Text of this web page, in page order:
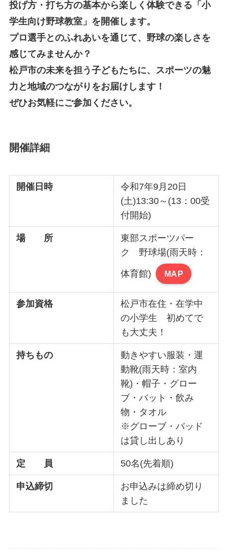
投げ方・打ち方の基本から楽しく体験できる「小
学生向け野球教室」を開催します。
プロ選手とのふれあいを通じて、野球の楽しさを
感じてみませんか？
松戸市の未来を担う子どもたちに、スポーツの魅
力と地域のつながりをお届けします！
ぜひお気軽にご参加ください。
開催詳細
開催日時
令和7年9月20日
(土)13:30～(13：00受
付開始)
場 所
東部スポーツパー
ク 野球場(雨天時：
体育館) MAP
参加資格
松戸市在住・在学中
の小学生 初めてで
も大丈夫！
持ちもの
動きやすい服装・運
動靴(雨天時：室内
靴)・帽子・グロー
ブ・バット・飲み
物・タオル
※グローブ・バッド
は貸し出しあり
定 員 50名(先着順)
申込締切
お申込みは締め切り
ました